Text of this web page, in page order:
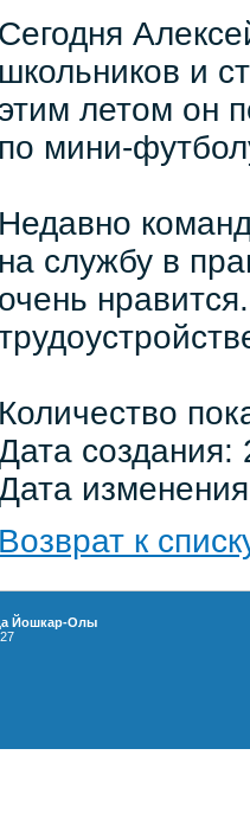
Сегодня
школьников и
летом он
по мини-
Недавно
на службу в
очень
Количество
Возврат к
Йошкар-Олы